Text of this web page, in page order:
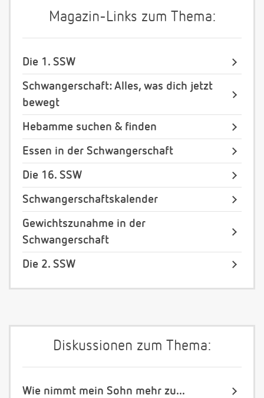
Magazin-Links zum Thema:
Die 1. SSW
Schwangerschaft: Alles, was dich jetzt
bewegt
Hebamme suchen & finden
Essen in der Schwangerschaft
Die 16. SSW
Schwangerschaftskalender
Gewichtszunahme in der
Schwangerschaft
Die 2. SSW
Diskussionen zum Thema:
Wie nimmt mein Sohn mehr zu...